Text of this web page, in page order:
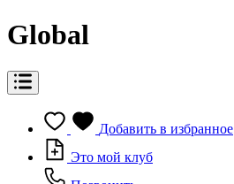
Global
Добавить в избранное
Это мой клуб